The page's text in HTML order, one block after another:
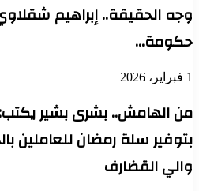
الحقيقة.. إبراهيم شقلاوي
الهامش.. بشرى بشير يكتب:
سلة رمضان للعاملين
القضارف